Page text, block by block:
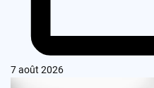
7 août 2026